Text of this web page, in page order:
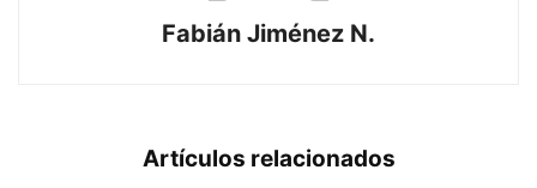
Fabián Jiménez N.
Artículos relacionados